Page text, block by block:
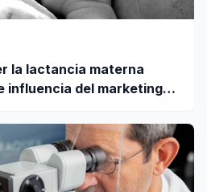
la lactancia materna
influencia del marketing